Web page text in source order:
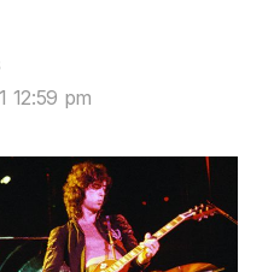
12:59 pm